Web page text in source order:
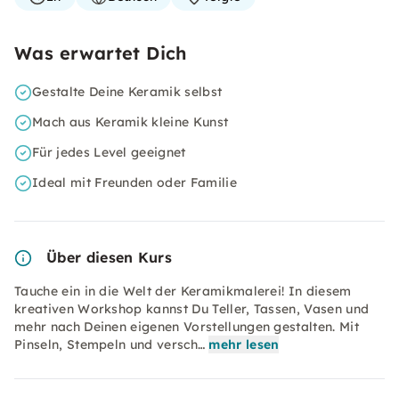
Was erwartet Dich
Gestalte Deine Keramik selbst
Mach aus Keramik kleine Kunst
Für jedes Level geeignet
Ideal mit Freunden oder Familie
Über diesen Kurs
Tauche ein in die Welt der Keramikmalerei! In diesem
kreativen Workshop kannst Du Teller, Tassen, Vasen und
mehr nach Deinen eigenen Vorstellungen gestalten. Mit
Pinseln, Stempeln und versch… mehr lesen